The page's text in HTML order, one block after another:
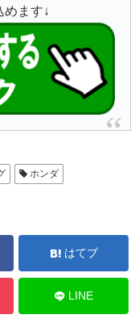
めます↓
ホンダ
はてブ
LINE